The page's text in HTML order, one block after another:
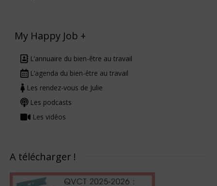
My Happy Job +
L’annuaire du bien-être au travail
L’agenda du bien-être au travail
Les rendez-vous de Julie
Les podcasts
Les vidéos
A télécharger !